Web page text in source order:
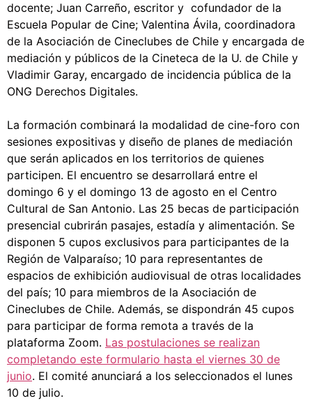
docente; Juan Carreño, escritor y cofundador de la
Escuela Popular de Cine; Valentina Ávila, coordinadora
de la Asociación de Cineclubes de Chile y encargada de
mediación y públicos de la Cineteca de la U. de Chile y
Vladimir Garay, encargado de incidencia pública de la
ONG Derechos Digitales.
La formación combinará la modalidad de cine-foro con
sesiones expositivas y diseño de planes de mediación
que serán aplicados en los territorios de quienes
participen. El encuentro se desarrollará entre el
domingo 6 y el domingo 13 de agosto en el Centro
Cultural de San Antonio. Las 25 becas de participación
presencial cubrirán pasajes, estadía y alimentación. Se
disponen 5 cupos exclusivos para participantes de la
Región de Valparaíso; 10 para representantes de
espacios de exhibición audiovisual de otras localidades
del país; 10 para miembros de la Asociación de
Cineclubes de Chile. Además, se dispondrán 45 cupos
para participar de forma remota a través de la
plataforma Zoom. Las postulaciones se realizan
completando este formulario hasta el viernes 30 de
junio. El comité anunciará a los seleccionados el lunes
10 de julio.